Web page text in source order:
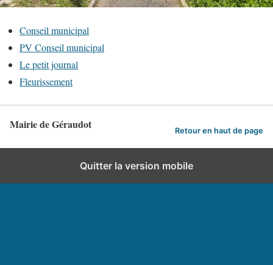
Conseil municipal
PV Conseil municipal
Le petit journal
Fleurissement
Mairie de Géraudot Retour en haut de page
Quitter la version mobile